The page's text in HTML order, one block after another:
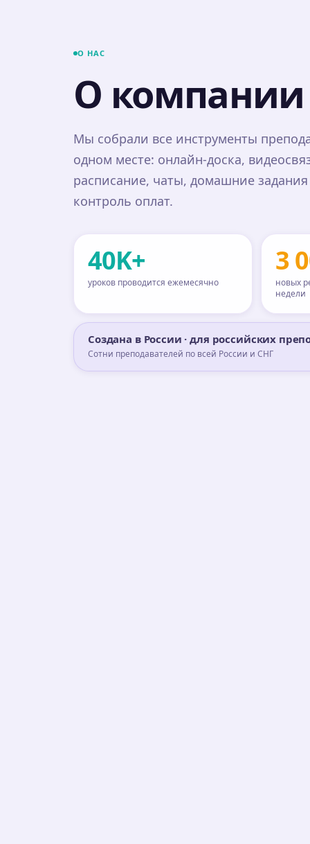
О НАС
О компании
Мы собрали все инструменты
одном месте: онлайн-доска,
расписание, чаты, домашние
контроль оплат.
40K+
уроков проводится ежемесячно
3
новых
недели
Создана в России · для российских
Сотни преподавателей по всей России и СНГ